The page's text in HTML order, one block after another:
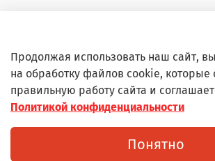
Информация
© Любое использование контента без
разрешения запрещено
Продолжая использовать наш сайт,
на обработку файлов cookie, которые
правильную работу сайта и
Политикой конфиденциальности
Понятно